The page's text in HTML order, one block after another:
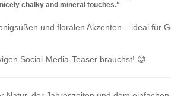
chalky and mineral touches.“
und floralen Akzenten – ideal für
Social-Media-Teaser brauchst! 😊